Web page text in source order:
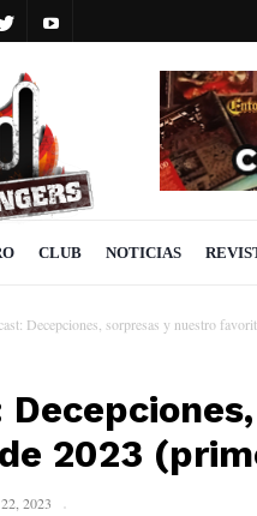
CLUB NOTICIAS
Decepciones, sorpresas y nuestro
2023
2023